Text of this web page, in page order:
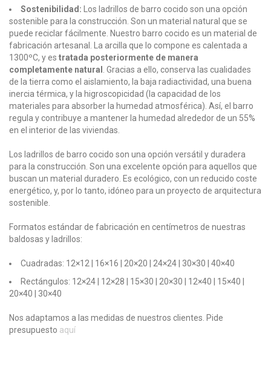
Sostenibilidad: Los ladrillos de barro cocido son una opción
sostenible para la construcción. Son un material natural que se
puede reciclar fácilmente. Nuestro barro cocido es un material de
fabricación artesanal. La arcilla que lo compone es calentada a
1300ºC, y es tratada posteriormente de manera
completamente natural
. Gracias a ello, conserva las cualidades
de la tierra como el aislamiento, la baja radiactividad, una buena
inercia térmica, y la higroscopicidad (la capacidad de los
materiales para absorber la humedad atmosférica). Así, el barro
regula y contribuye a mantener la humedad alrededor de un 55%
en el interior de las viviendas.
Los ladrillos de barro cocido son una opción versátil y duradera
para la construcción. Son una excelente opción para aquellos que
buscan un material duradero. Es ecológico, con un reducido coste
energético, y, por lo tanto, idóneo para un proyecto de arquitectura
sostenible.
Formatos estándar de fabricación en centímetros de nuestras
baldosas y ladrillos:
Cuadradas: 12×12 | 16×16 | 20×20 | 24×24 | 30×30 | 40×40
Rectángulos: 12×24 | 12×28 | 15×30 | 20×30 | 12×40 | 15×40 |
20×40 | 30×40
Nos adaptamos a las medidas de nuestros clientes. Pide
presupuesto aquí